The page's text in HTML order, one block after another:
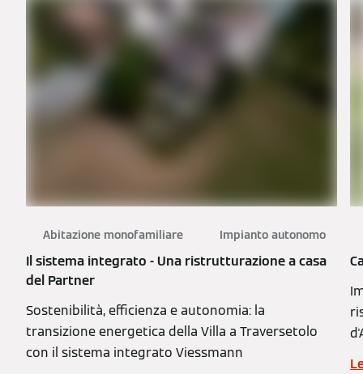
Abitazione monofamiliare Impianto autonomo
Il sistema integrato - Una ristrutturazione a casa
del Partner
Sostenibilità, efficienza e autonomia: la
transizione energetica della Villa a Traversetolo
con il sistema integrato Viessmann